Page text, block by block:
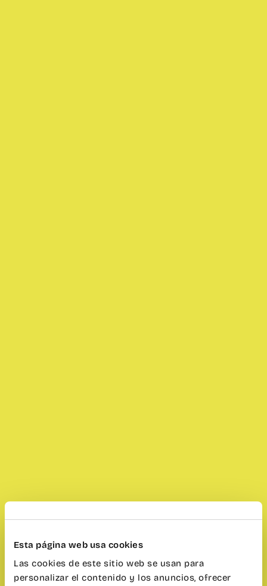
Esta página web usa cookies
Las cookies de este sitio web se usan para
personalizar el contenido y los anuncios, ofrecer